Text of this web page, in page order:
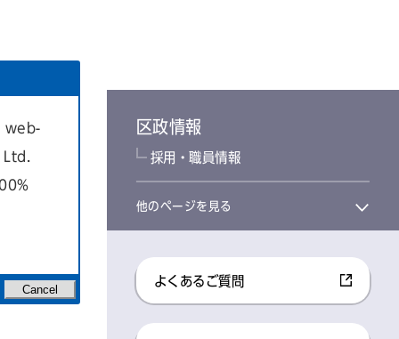
区政情報
採用・職員情報
他のページを見る
よくあるご質問
web-
Cancel